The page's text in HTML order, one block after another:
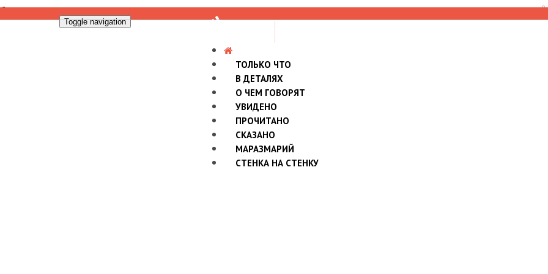
8
Toggle navigation
ТОЛЬКО ЧТО
В ДЕТАЛЯХ
О ЧЕМ ГОВОРЯТ
УВИДЕНО
ПРОЧИТАНО
СКАЗАНО
МАРАЗМАРИЙ
СТЕНКА НА СТЕНКУ